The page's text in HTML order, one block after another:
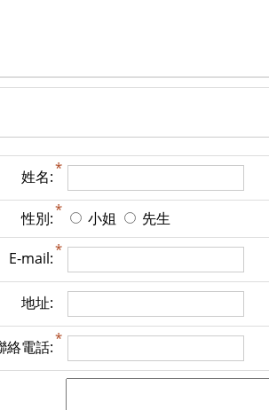
姓名:
性別: 小姐 先生
E-mail:
地址:
絡電話: